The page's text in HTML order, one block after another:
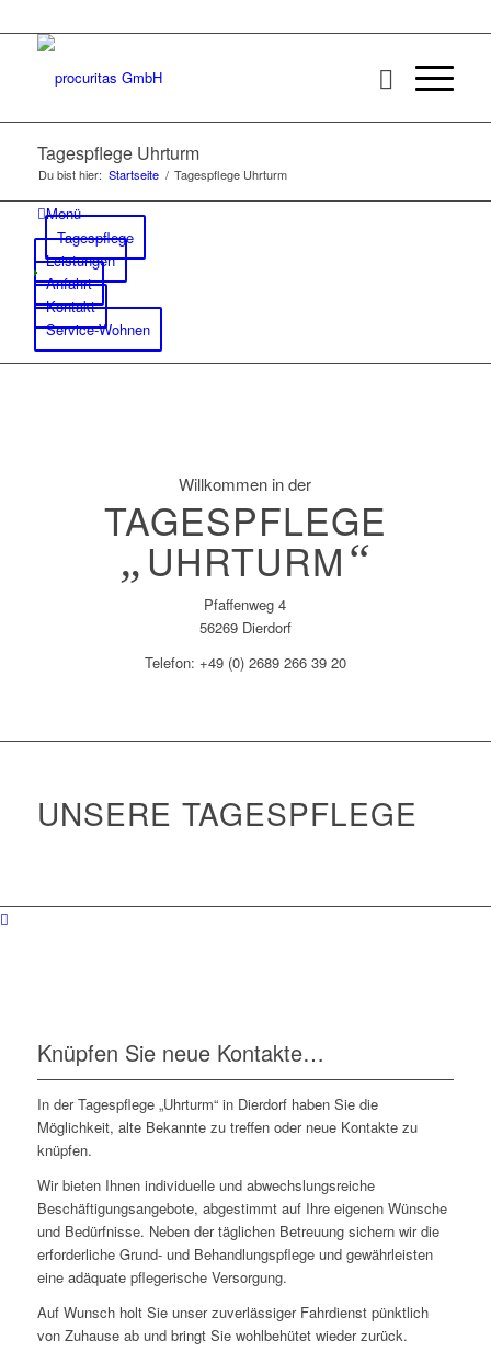
Tagespflege Uhrturm
Du bist hier: Startseite / Tagespflege Uhrturm
Menü
Tagespflege
Leistungen
Anfahrt
Kontakt
Service-Wohnen
Willkommen in der
TAGESPFLEGE
„ UHRTURM“
Pfaffenweg 4
56269 Dierdorf
Telefon: +49 (0) 2689 266 39 20
UNSERE TAGESPFLEGE
Knüpfen Sie neue Kontakte…
In der Tagespflege „Uhrturm“ in Dierdorf haben Sie die
Möglichkeit, alte Bekannte zu treffen oder neue Kontakte zu
knüpfen.
Wir bieten Ihnen individuelle und abwechslungsreiche
Beschäftigungsangebote, abgestimmt auf Ihre eigenen Wünsche
und Bedürfnisse. Neben der täglichen Betreuung sichern wir die
erforderliche Grund- und Behandlungspflege und gewährleisten
eine adäquate pflegerische Versorgung.
Auf Wunsch holt Sie unser zuverlässiger Fahrdienst pünktlich
von Zuhause ab und bringt Sie wohlbehütet wieder zurück.